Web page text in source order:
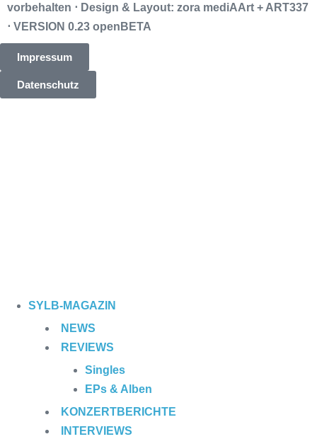
vorbehalten ⋅ Design & Layout: zora mediAArt + ART337
⋅ VERSION 0.23 openBETA
Impressum
Datenschutz
SYLB-MAGAZIN
NEWS
REVIEWS
Singles
EPs & Alben
KONZERTBERICHTE
INTERVIEWS